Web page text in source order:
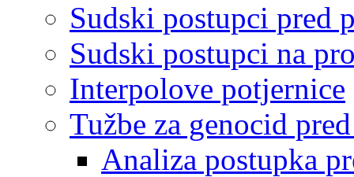
Sudski postupci pred
Sudski postupci na
Interpolove potjernice
Tužbe za genocid
Analiza postupka